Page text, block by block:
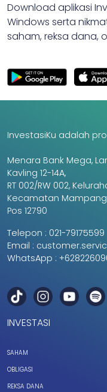
Download aplikasi
Windows serta
saham, reksa dana,
InvestasiKu adalah
Menara Bank Mega,
Kavling 12-14A,
RT 002/RW 002,
Kecamatan
Pos 12790
Telepon : 021-79175599
Email :
WhatsApp :
INVESTASI
SAHAM
OBLIGASI
REKSA DANA